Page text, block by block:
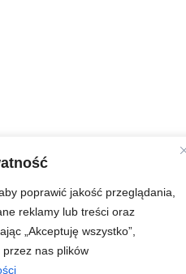
poprawić jakość przeglądania,
reklamy lub treści oraz
„Akceptuję wszystko”,
nas plików